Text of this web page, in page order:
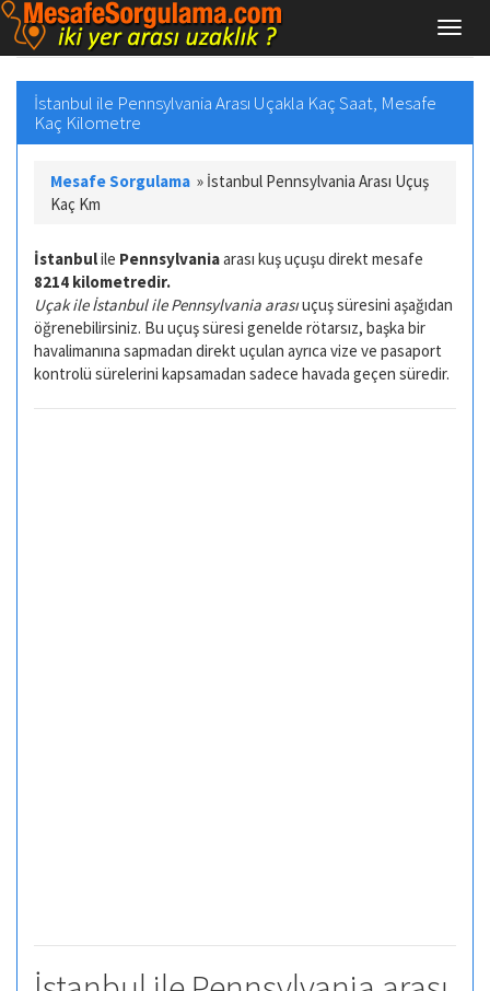
İstanbul ile Pennsylvania Arası Uçakla Kaç Saat, Mesafe
Kaç Kilometre
Mesafe Sorgulama » İstanbul Pennsylvania Arası Uçuş
Kaç Km
İstanbulile Pennsylvaniaarası kuş uçuşu direkt mesafe
8214 kilometredir.
Uçak ile İstanbul ile Pennsylvania arasıuçuş süresini aşağıdan
öğrenebilirsiniz. Bu uçuş süresi genelde rötarsız, başka bir
havalimanına sapmadan direkt uçulan ayrıca vize ve pasaport
kontrolü sürelerini kapsamadan sadece havada geçen süredir.